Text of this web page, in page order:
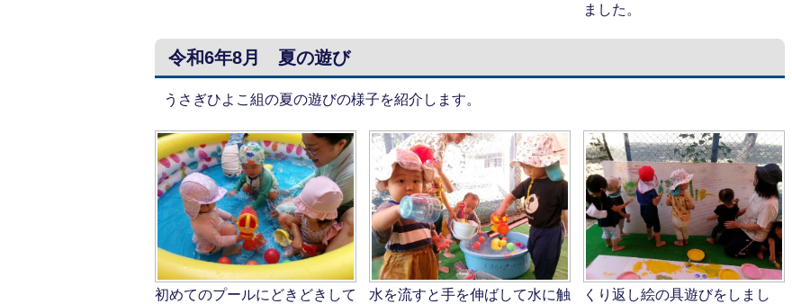
ました。
令和6年8月 夏の遊び
うさぎひよこ組の夏の遊びの様子を紹介します。
初めてのプールにどきどきして
水を流すと手を伸ばして水に触
くり返し絵の具遊びをしまし